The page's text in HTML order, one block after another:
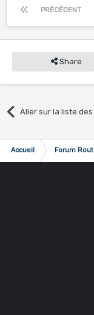
PRÉCÉDENT
Share
Aller sur la liste
Accueil Forum